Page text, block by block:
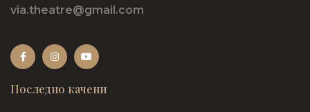
via.theatre@gmail.com
Последно качени